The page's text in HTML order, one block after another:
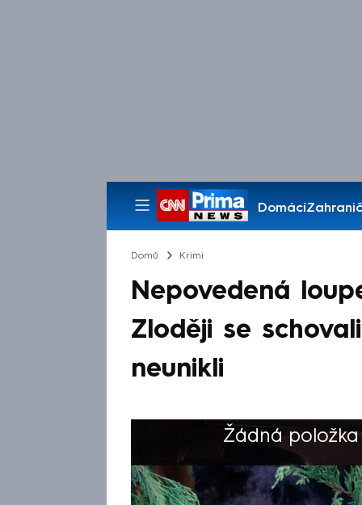
Domácí
Pořady
Domů Krimi
Nepovedená
Zloději se
neunikli
Žádná
Výběr redakce